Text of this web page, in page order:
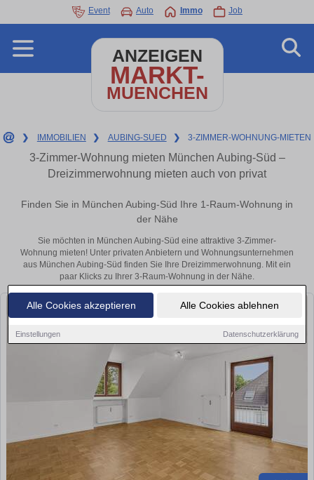
Alle Cookies akzeptieren Alle Cookies ablehnen
Einstellungen Datenschutzerklärung
Event Auto Immo Job
ANZEIGEN
MARKT-
MUENCHEN
❯ IMMOBILIEN ❯ AUBING-SUED ❯ 3-ZIMMER-WOHNUNG-MIETEN
3-Zimmer-Wohnung mieten München Aubing-Süd –
Dreizimmerwohnung mieten auch von privat
Finden Sie in München Aubing-Süd Ihre 1-Raum-Wohnung in
der Nähe
Sie möchten in München Aubing-Süd eine attraktive 3-Zimmer-
Wohnung mieten! Unter privaten Anbietern und Wohnungsunternehmen
aus München Aubing-Süd finden Sie Ihre Dreizimmerwohnung. Mit ein
paar Klicks zu Ihrer 3-Raum-Wohnung in der Nähe.